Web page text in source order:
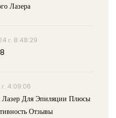
Лазера
г. 8:48:29
г. 4:09:06
Лазер Для Эпиляции Плюсы
Отзывы